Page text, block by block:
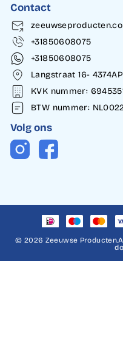
Contact
+31850608075
+31850608075
Langstraat 16-
KVK nummer:
BTW nummer:
Volg ons
© 2026 Zeeuwse